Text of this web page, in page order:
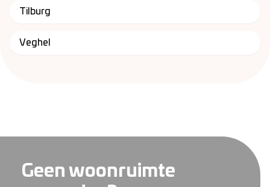
Tilburg
Veghel
Geen woonruimte